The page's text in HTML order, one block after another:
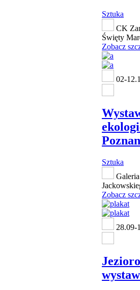
Sztuka
CK
Święty
Zobacz
02-
Sztuka
Zobacz
28.09-